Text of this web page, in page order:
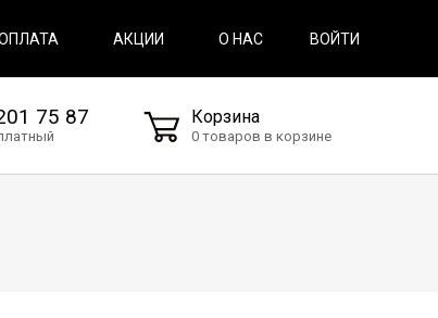
АКЦИИ О НАС ВОЙТИ
75 87 Корзина
0 товаров в корзине